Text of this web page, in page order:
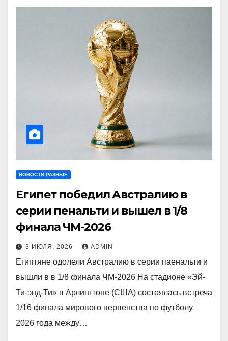
НОВОСТИ РАЗНЫЕ
Египет победил Австралию в
серии пенальти и вышел в 1/8
финала ЧМ-2026
3 ИЮЛЯ, 2026 ADMIN
Египтяне одолели Австралию в серии паенальти и
вышли в в 1/8 финала ЧМ-2026 На стадионе «Эй-
Ти-энд-Ти» в Арлингтоне (США) состоялась встреча
1/16 финала мирового первенства по футболу
2026 года между…